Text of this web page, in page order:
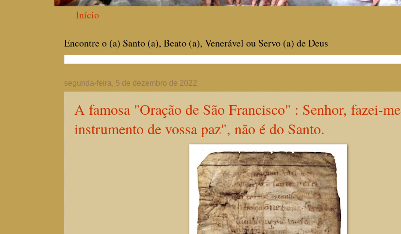
Início
Encontre o (a) Santo (a), Beato (a), Venerável ou Servo (a) de Deus
segunda-feira, 5 de dezembro de 2022
A famosa "Oração de São Francisco" : Senhor, fazei-me
instrumento de vossa paz", não é do Santo.